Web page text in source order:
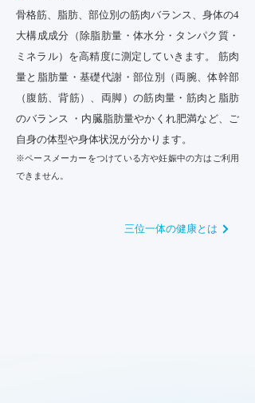
骨格筋、脂肪、部位別の筋肉バランス、身体の4
大構成成分（除脂肪量・体水分・タンパク質・
ミネラル）を高精度に測定していきます。 筋肉
量と脂肪量・基礎代謝・部位別（両腕、体幹部
（腹筋、背筋）、両脚）の筋肉量・筋肉と脂肪
のバランス ・内臓脂肪量やかくれ肥満など、ご
自身の体型や身体状況が分かります。
※ペースメーカーをつけている方や妊娠中の方はご利用
できません。
三位一体の健康とは